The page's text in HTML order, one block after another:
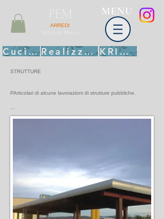
ARREDI
MENU
Cucine Realizzazioni KRION
STRUTTURE
PArticolari di alcune lavorazioni di strutture pubbliche.